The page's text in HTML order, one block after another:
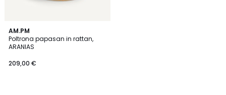
AM.PM
Poltrona papasan in rattan,
ARANIAS
209,00 €